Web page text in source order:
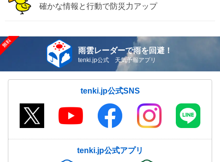
確かな情報と行動で防災力アップ
雨雲レーダーで雨を回避！
tenki.jp公式 天気予報アプリ
tenki.jp公式SNS
tenki.jp公式アプリ